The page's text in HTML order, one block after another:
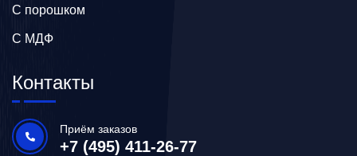
С порошком
С МДФ
Контакты
Приём заказов
+7 (495) 411-26-77